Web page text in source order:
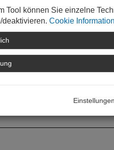
Tool können Sie einzelne
deaktivieren. Cookie